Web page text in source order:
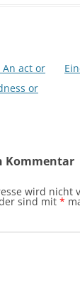
An act or
or
Kommentar
wird nicht
sind mit *